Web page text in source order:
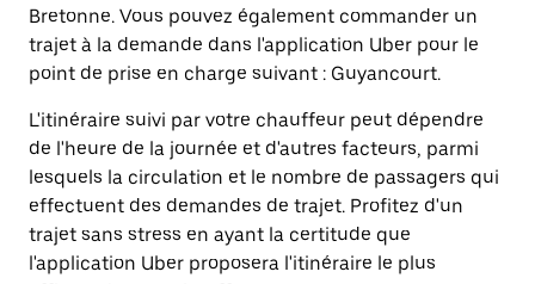
Bretonne. Vous pouvez également commander un
trajet à la demande dans l'application Uber pour le
point de prise en charge suivant : Guyancourt.
L'itinéraire suivi par votre chauffeur peut dépendre
de l'heure de la journée et d'autres facteurs, parmi
lesquels la circulation et le nombre de passagers qui
effectuent des demandes de trajet. Profitez d'un
trajet sans stress en ayant la certitude que
l'application Uber proposera l'itinéraire le plus